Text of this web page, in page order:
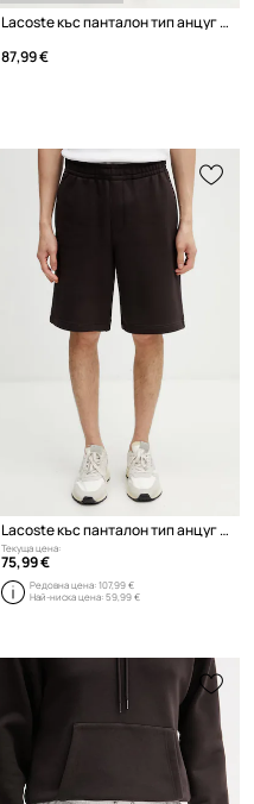
Lacoste къс панталон тип анцуг от памук мъжки
87,99 €
Lacoste къс панталон тип анцуг от памук мъжки
Текуща цена:
75,99 €
Редовна цена:107,99 €
Най-ниска цена:59,99 €